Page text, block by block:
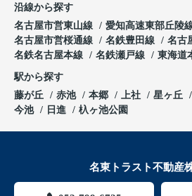
沿線から探す
名古屋市営東山線
愛知高速東部丘陵
名古屋市営桜通線
名鉄豊田線 名古
名鉄名古屋本線
名鉄瀬戸線 東海道
駅から探す
藤が丘
赤池 本郷 上社 星ヶ丘
今池
日進 杁ヶ池公園
名東トラスト不動産